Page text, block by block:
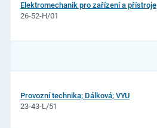
Elektromechanik pro zařízení a přístroje
26-52-H/01
Provozní technika; Dálková; VYU
23-43-L/51